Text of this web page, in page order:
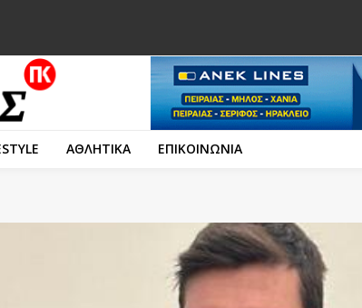
ΑΘΛΗΤΙΚΑ ΕΠΙΚΟΙΝΩΝΙΑ